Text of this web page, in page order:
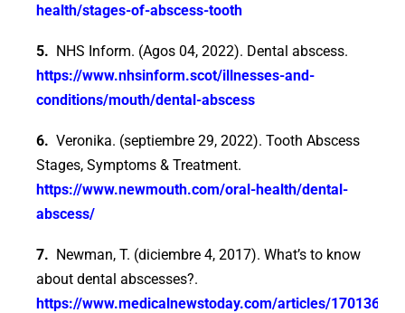
health/stages-of-abscess-tooth
5. NHS Inform. (Agos 04, 2022). Dental abscess.
https://www.nhsinform.scot/illnesses-and-
conditions/mouth/dental-abscess
6. Veronika. (septiembre 29, 2022). Tooth Abscess
Stages, Symptoms & Treatment.
https://www.newmouth.com/oral-health/dental-
abscess/
7. Newman, T. (diciembre 4, 2017). What’s to know
about dental abscesses?.
https://www.medicalnewstoday.com/articles/170136